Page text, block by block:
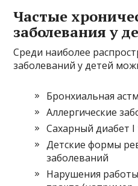
Частые
заболевания у
Среди наиболее
заболеваний у детей
Бронхиальная
Аллергические
Сахарный диабет I
Детские формы
заболеваний
Нарушения